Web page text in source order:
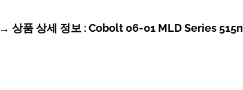
→ 상품 상세 정보 : Cobolt 06-01 MLD Series